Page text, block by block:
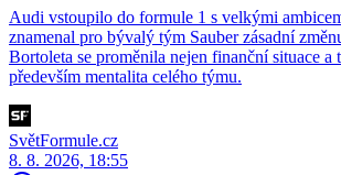
Audi vstoupilo do formule 1 s velkými
znamenal pro bývalý tým Sauber zásadní
Bortoleta se proměnila nejen finanční situace a
především mentalita celého týmu.
SvětFormule.cz
8. 8. 2026, 18:55